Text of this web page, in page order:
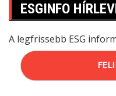
ESGINFO
A legfrissebb ESG